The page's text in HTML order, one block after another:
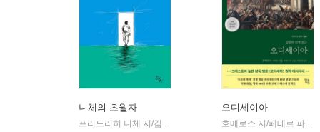
니체의 초월자
프리드리히 니체 저/김철 편역
오디세이아
호메로스 저/페테르 파울 루벤스 그림/박문재 역